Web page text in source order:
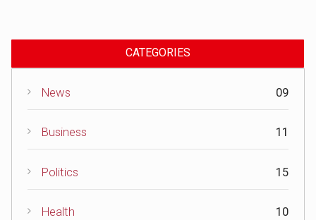
CATEGORIES
News 09
Business 11
Politics 15
Health 10